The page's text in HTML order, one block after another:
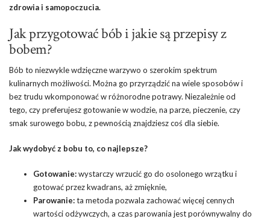
zdrowia i samopoczucia.
Jak przygotować bób i jakie są przepisy z
bobem?
Bób to niezwykle wdzięczne warzywo o szerokim spektrum
kulinarnych możliwości. Można go przyrządzić na wiele sposobów i
bez trudu wkomponować w różnorodne potrawy. Niezależnie od
tego, czy preferujesz gotowanie w wodzie, na parze, pieczenie, czy
smak surowego bobu, z pewnością znajdziesz coś dla siebie.
Jak wydobyć z bobu to, co najlepsze?
Gotowanie:wystarczy wrzucić go do osolonego wrzątku i
gotować przez kwadrans, aż zmięknie,
Parowanie:ta metoda pozwala zachować więcej cennych
wartości odżywczych, a czas parowania jest porównywalny do